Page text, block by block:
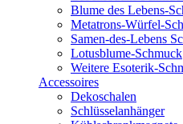
Blume des Lebens-
Metatrons-Würfel-
Samen-des-Lebens
Lotusblume-Schmuck
Weitere Esoterik-
Accessoires
Dekoschalen
Schlüsselanhänger